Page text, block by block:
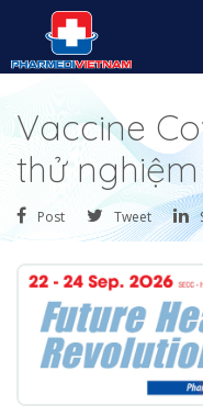
Vaccine
thử
Post Tweet